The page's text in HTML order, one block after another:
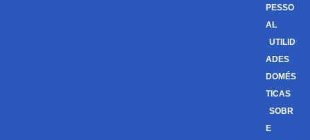
PESSO
AL
UTILID
ADES
DOMÉS
TICAS
SOBR
E